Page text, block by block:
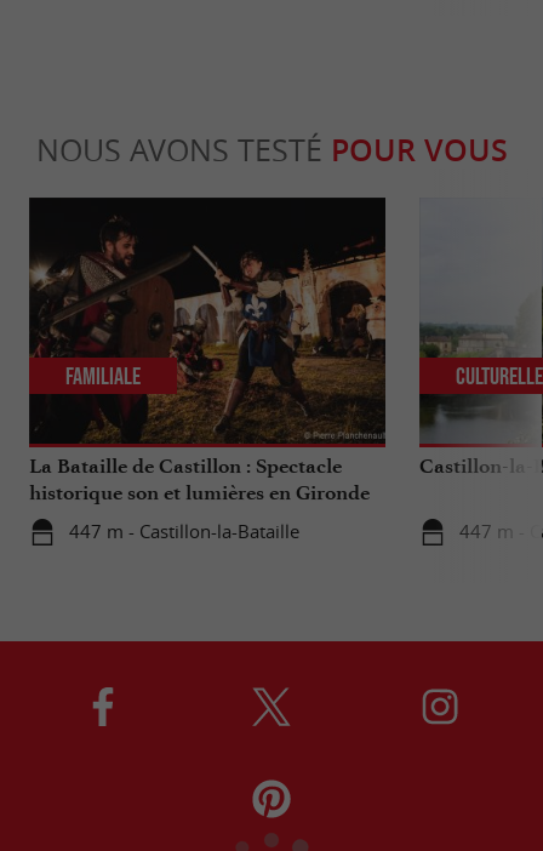
NOUS AVONS TESTÉ POUR VOUS
La Bataille de Castillon : Spectacle
historique son et lumières en Gironde
447 m - Castillon-la-Bataille
Familiale
Castillon-la-
447 m -
Culturelle